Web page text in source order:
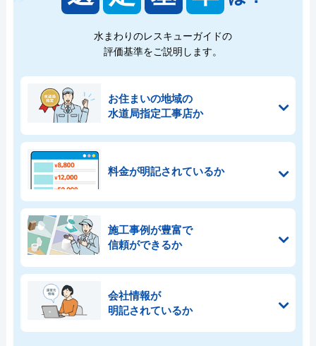
水まわりのレスキューガイドの
評価基準をご説明します。
お住まいの地域の
水道局指定工事店か
料金が明記されているか
施工事例が豊富で
信頼ができるか
会社情報が
明記されているか